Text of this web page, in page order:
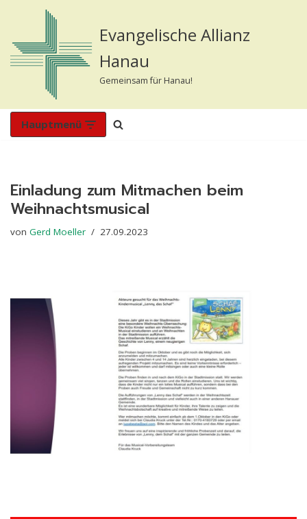
Inhalt
springen
Evangelische Allianz
Hanau
Gemeinsam für Hanau!
Hauptmenü
Einladung zum Mitmachen beim
Weihnachtsmusical
von Gerd Moeller 27.09.2023